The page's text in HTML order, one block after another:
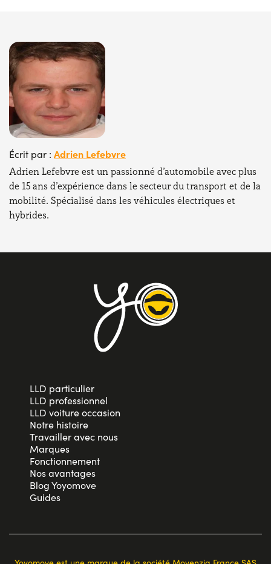
Écrit par : Adrien Lefebvre
Adrien Lefebvre est un passionné d’automobile avec plus
de 15 ans d’expérience dans le secteur du transport et de la
mobilité. Spécialisé dans les véhicules électriques et
hybrides.
LLD particulier
LLD professionnel
LLD voiture occasion
Notre histoire
Travailler avec nous
Marques
Fonctionnement
Nos avantages
Blog Yoyomove
Guides